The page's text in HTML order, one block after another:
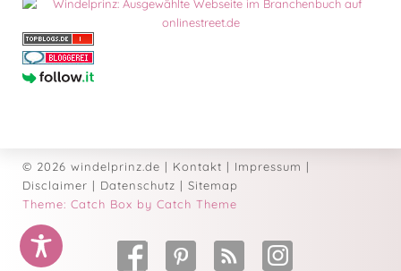
© 2026 windelprinz.de | Kontakt | Impressum |
Disclaimer | Datenschutz | Sitemap
Theme: Catch Box by Catch Theme